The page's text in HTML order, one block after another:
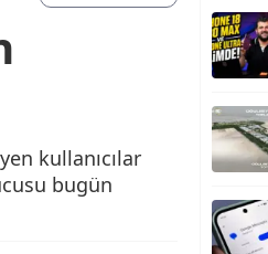
kullanıcılar
bugün